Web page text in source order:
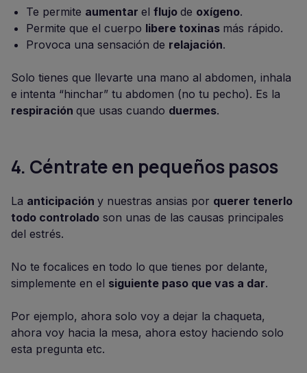
Te permite aumentar el flujo de oxígeno.
Permite que el cuerpo libere toxinas más rápido.
Provoca una sensación de relajación.
Solo tienes que llevarte una mano al abdomen, inhala
e intenta “hinchar” tu abdomen (no tu pecho). Es la
respiración que usas cuando duermes.
4. Céntrate en pequeños pasos
La anticipación y nuestras ansias por querer tenerlo
todo controlado son unas de las causas principales
del estrés.
No te focalices en todo lo que tienes por delante,
simplemente en el siguiente paso que vas a dar.
Por ejemplo, ahora solo voy a dejar la chaqueta,
ahora voy hacia la mesa, ahora estoy haciendo solo
esta pregunta etc.